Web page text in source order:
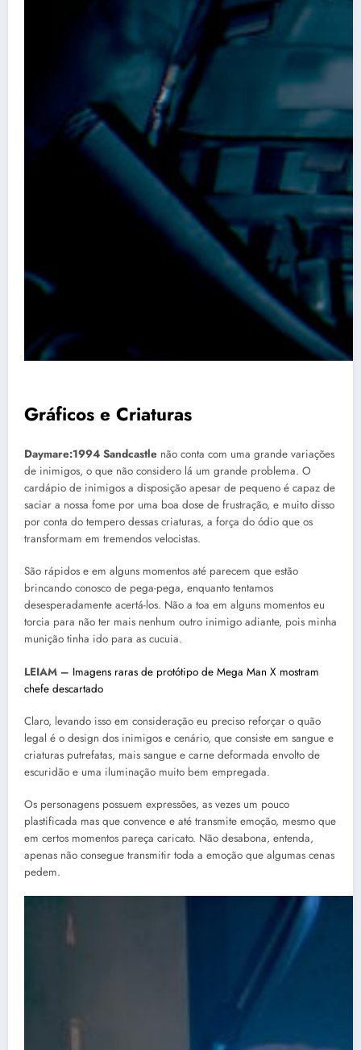
Gráficos e Criaturas
Daymare:1994 Sandcastle não conta com uma grande variações
de inimigos, o que não considero lá um grande problema. O
cardápio de inimigos a disposição apesar de pequeno é capaz de
saciar a nossa fome por uma boa dose de frustração, e muito disso
por conta do tempero dessas criaturas, a força do ódio que os
transformam em tremendos velocistas.
São rápidos e em alguns momentos até parecem que estão
brincando conosco de pega-pega, enquanto tentamos
desesperadamente acertá-los. Não a toa em alguns momentos eu
torcia para não ter mais nenhum outro inimigo adiante, pois minha
munição tinha ido para as cucuia.
LEIAM – Imagens raras de protótipo de Mega Man X mostram
chefe descartado
Claro, levando isso em consideração eu preciso reforçar o quão
legal é o design dos inimigos e cenário, que consiste em sangue e
criaturas putrefatas, mais sangue e carne deformada envolto de
escuridão e uma iluminação muito bem empregada.
Os personagens possuem expressões, as vezes um pouco
plastificada mas que convence e até transmite emoção, mesmo que
em certos momentos pareça caricato. Não desabona, entenda,
apenas não consegue transmitir toda a emoção que algumas cenas
pedem.